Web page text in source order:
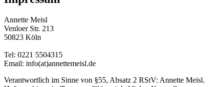
Annette Meisl
Venloer Str. 213
50823 Köln
Tel: 0221 5504315
Email: info(at)annettemeisl.de
Verantwortlich im Sinne von §55, Absatz 2 RStV: Annette Meisl.